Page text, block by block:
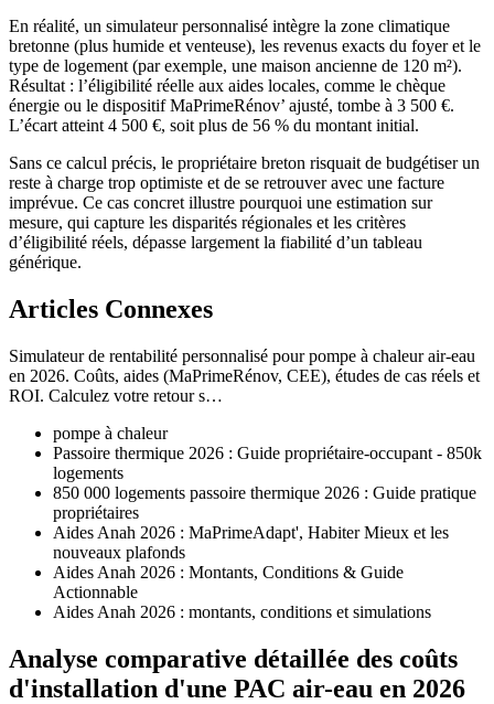
En réalité, un simulateur personnalisé intègre la zone climatique
bretonne (plus humide et venteuse), les revenus exacts du foyer et le
type de logement (par exemple, une maison ancienne de 120 m²).
Résultat : l’éligibilité réelle aux aides locales, comme le chèque
énergie ou le dispositif MaPrimeRénov’ ajusté, tombe à 3 500 €.
L’écart atteint 4 500 €, soit plus de 56 % du montant initial.
Sans ce calcul précis, le propriétaire breton risquait de budgétiser un
reste à charge trop optimiste et de se retrouver avec une facture
imprévue. Ce cas concret illustre pourquoi une estimation sur
mesure, qui capture les disparités régionales et les critères
d’éligibilité réels, dépasse largement la fiabilité d’un tableau
générique.
Articles Connexes
Simulateur de rentabilité personnalisé pour pompe à chaleur air-eau
en 2026. Coûts, aides (MaPrimeRénov, CEE), études de cas réels et
ROI. Calculez votre retour s…
pompe à chaleur
Passoire thermique 2026 : Guide propriétaire-occupant - 850k
logements
850 000 logements passoire thermique 2026 : Guide pratique
propriétaires
Aides Anah 2026 : MaPrimeAdapt', Habiter Mieux et les
nouveaux plafonds
Aides Anah 2026 : Montants, Conditions & Guide
Actionnable
Aides Anah 2026 : montants, conditions et simulations
Analyse comparative détaillée des coûts
d'installation d'une PAC air-eau en 2026